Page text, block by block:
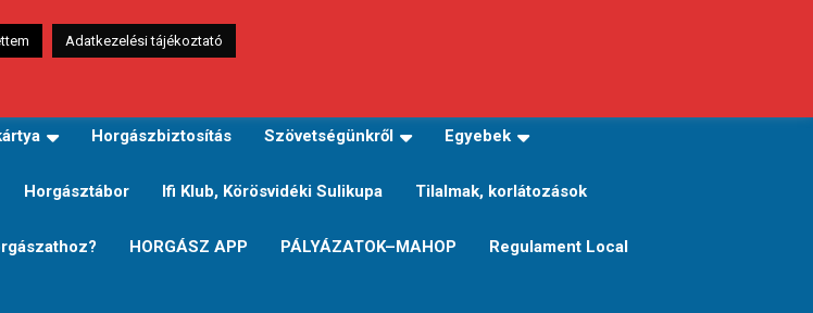
Horgászbiztosítás Szövetségünkről Egyebek
Horgásztábor Ifi Klub, Körösvidéki Sulikupa Tilalmak, korlátozások
HORGÁSZ APP PÁLYÁZATOK–MAHOP Regulament Local
Adatkezelési tájékoztató